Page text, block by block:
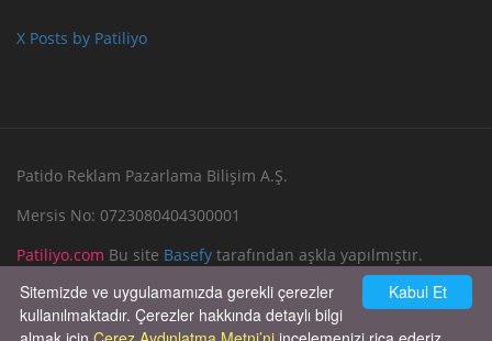
X Posts by Patiliyo
Patido Reklam Pazarlama Bilişim A.Ş.
Mersis No: 0723080404300001
Patiliyo.com Bu site Basefy tarafından aşkla yapılmıştır.
Reklam Verin
Bize Yazın
Kabul Et
Sitemizde ve uygulamamızda gerekli çerezler
kullanılmaktadır. Çerezler hakkında detaylı bilgi